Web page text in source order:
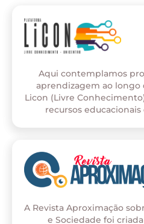
Aqui contemplamos
aprendizagem ao longo
Licon (Livre
recursos
A Revista Aproximação
e Sociedade foi criada